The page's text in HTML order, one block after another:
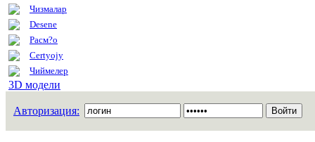
Чизмалар
Desene
Расм?о
Certyojy
Чиймелер
3D модели
Авторизация: